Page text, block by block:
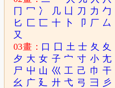
冂 冖 冫 几 凵 刀 力 勹
匕 匚 匸 十 卜 卩 厂 厶
又
03畫： 口 囗 土 士 夂 夊
夕 大 女 子 宀 寸 小 尢
尸 屮 山 巛 工 己 巾 干
幺 广 廴 廾 弋 弓 彐
彡